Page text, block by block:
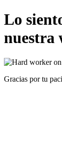
Lo
nuestra
Gracias por tu